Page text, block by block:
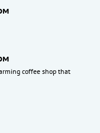
coffee shop that